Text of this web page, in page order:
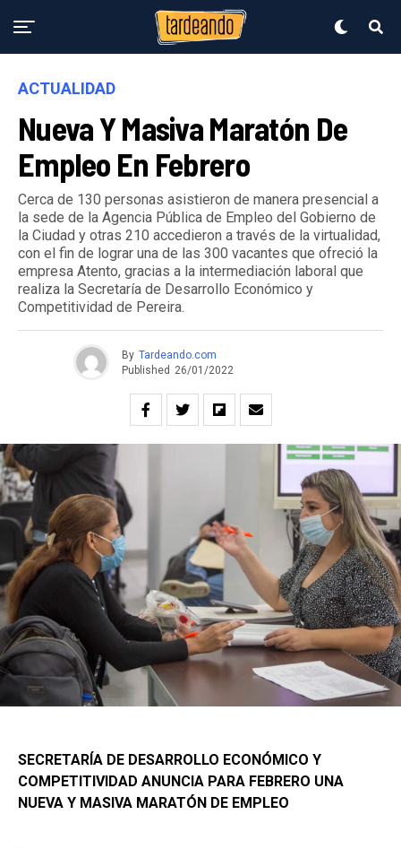
ACTUALIDAD
Nueva Y Masiva Maratón De
Empleo En Febrero
Cerca de 130 personas asistieron de manera presencial a
la sede de la Agencia Pública de Empleo del Gobierno de
la Ciudad y otras 210 accedieron a través de la virtualidad,
con el fin de lograr una de las 300 vacantes que ofreció la
empresa Atento, gracias a la intermediación laboral que
realiza la Secretaría de Desarrollo Económico y
Competitividad de Pereira.
By Tardeando.com
Published 26/01/2022
SECRETARÍA DE DESARROLLO ECONÓMICO Y
COMPETITIVIDAD ANUNCIA PARA FEBRERO UNA
NUEVA Y MASIVA MARATÓN DE EMPLEO